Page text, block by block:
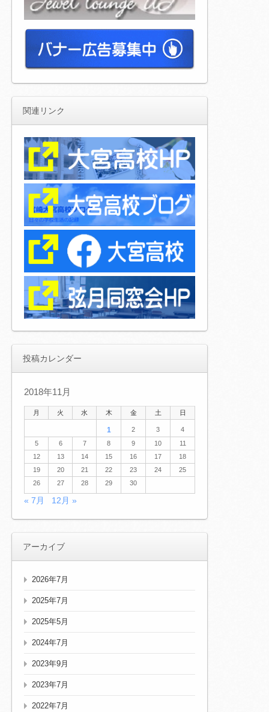
関連リンク
投稿カレンダー
2018年11月
月 火 水 木 金 土 日
1 2 3
4
5
6 7 8 9 10
11
12
13 14 15 16 17
18
19
20 21 22 23 24
25
26
27 28 29 30
« 7月 12月 »
アーカイブ
2026年7月
2025年7月
2025年5月
2024年7月
2023年9月
2023年7月
2022年7月